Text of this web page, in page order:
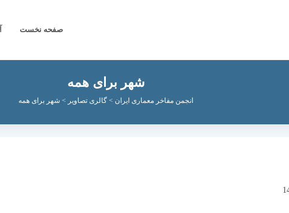
صفحه نخست
شهر برای همه
انجمن مفاخر معماری ایران > گالری تصاویر > شهر برای همه